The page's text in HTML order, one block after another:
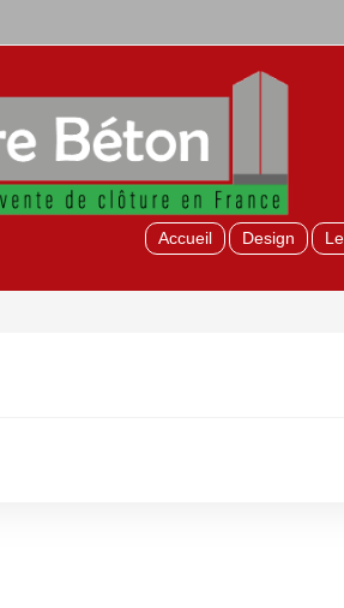
Accueil Design